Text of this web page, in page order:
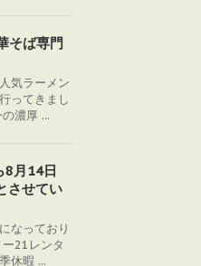
そば専門
気ラーメン
ってきまし
濃厚 ...
8月14日
させてい
なっており
21レンタ
休暇 ...